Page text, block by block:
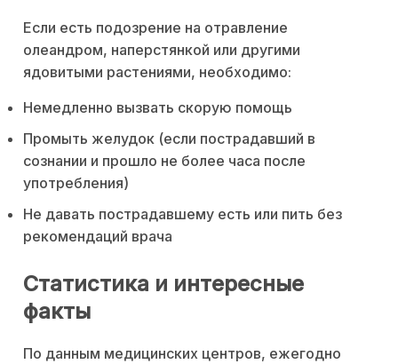
Если есть подозрение на отравление
олеандром, наперстянкой или другими
ядовитыми растениями, необходимо:
Немедленно вызвать скорую помощь
Промыть желудок (если пострадавший в
сознании и прошло не более часа после
употребления)
Не давать пострадавшему есть или пить без
рекомендаций врача
Статистика и интересные
факты
По данным медицинских центров, ежегодно